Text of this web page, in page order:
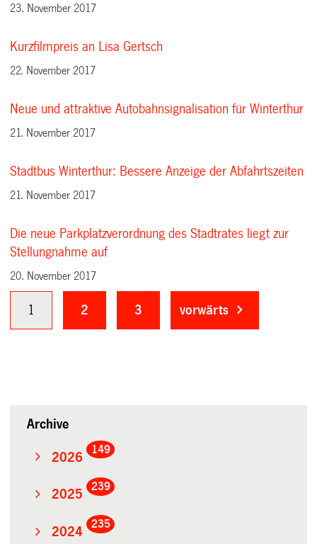
23. November 2017
Kurzfilmpreis an Lisa Gertsch
22. November 2017
Neue und attraktive Autobahnsignalisation für Winterthur
21. November 2017
Stadtbus Winterthur: Bessere Anzeige der Abfahrtszeiten
21. November 2017
Die neue Parkplatzverordnung des Stadtrates liegt zur
Stellungnahme auf
20. November 2017
1 2 3 vorwärts
Archive
2026
149
2025
239
2024
235